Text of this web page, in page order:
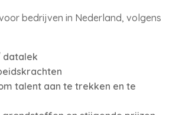
bedrijven in Nederland, volgens
datalek
talent aan te trekken en te